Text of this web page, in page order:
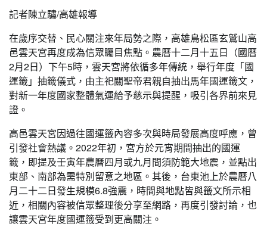
記者陳立驌/高雄報導
在歲序交替、民心關注來年局勢之際，高雄鳥松區玄鷲山高
邑雲天宮再度成為信眾矚目焦點。農曆十二月十五日（國曆
2月2日）下午5時，雲天宮將依循多年傳統，舉行年度「國
運籤」抽籤儀式，由主祀關聖帝君親自抽出馬年國運籤文，
對新一年度國家整體氣運給予慈示與提醒，吸引各界前來見
證。
高邑雲天宮因過往國運籤內容多次與時局發展高度呼應，曾
引發社會熱議。2022年初，宮方於元宵期間抽出的國運
籤，即提及壬寅年農曆四月或九月間須防範大地震，並點出
東部、南部為需特別留意之地區。其後，台東池上於農曆八
月二十二日發生規模6.8強震，時間與地點皆與籤文所示相
近，相關內容被信眾整理後分享至網路，再度引發討論，也
讓雲天宮年度國運籤受到更高關注。